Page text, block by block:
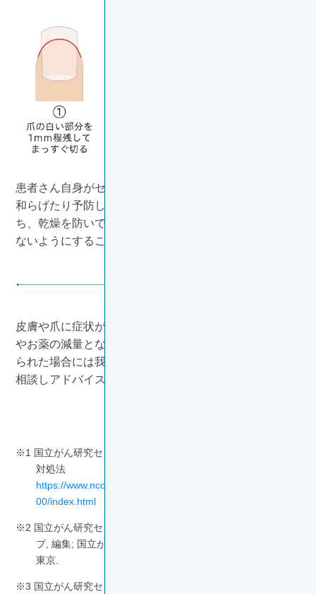
患者さん自身がセルフケアを行うことで、つらい症状を
和らげたり予防したりできます
ち、乾燥を防いで、皮膚に圧力をかけたり傷つけたりし
ないようにすることが大切です
皮膚や爪に症状が現れた場合、その程度によっては休薬
やお薬の減量となることもあります。気になる症状が見
られた場合には我慢したりせず、早めに医療スタッフに
相談しアドバイスを受けるようにしましょう。
※1 国立がん研究センター中央病院 色素沈着や皮膚の変化の
対処法
https://www.ncc.go.jp/jp/ncch/division/nursing/power/010/1
00/index.html
※2 国立がん研究センターに学ぶ がん薬物療法看護スキルアッ
プ, 編集; 国立がん研究センター看護部, 南江堂, 2018年2月,
東京.
※3 国立がん研究センター東病院 皮膚障害について